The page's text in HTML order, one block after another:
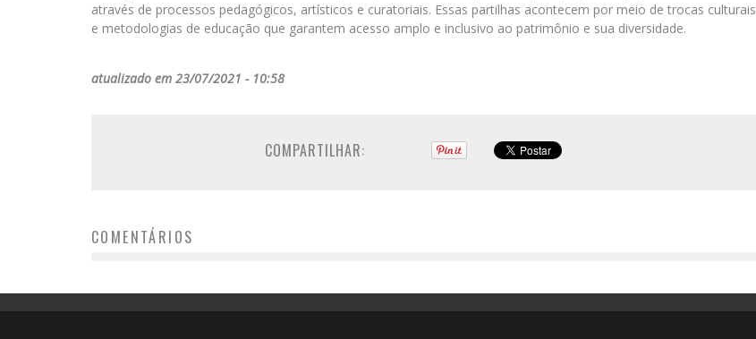
através de processos pedagógicos, artísticos e curatoriais. Essas partilhas acontecem por meio de trocas culturais
e metodologias de educação que garantem acesso amplo e inclusivo ao patrimônio e sua diversidade.
atualizado em 23/07/2021 - 10:58
COMPARTILHAR:
COMENTÁRIOS